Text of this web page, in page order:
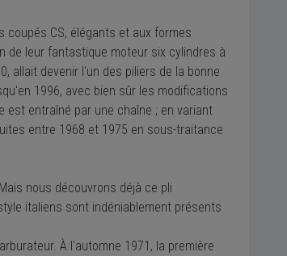
coupés CS, élégants et aux formes
de leur fantastique moteur six cylindres à
allait devenir l'un des piliers de la bonne
1996, avec bien sûr les modifications
est entraîné par une chaîne ; en variant
entre 1968 et 1975 en sous-traitance
nous découvrons déjà ce pli
italiens sont indéniablement présents
À l'automne 1971, la première